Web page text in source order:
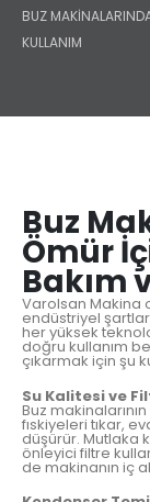
BUZ
KULLANIM
Buz
Ömür
Bakım
Varolsan Makina
endüstriyel
her yüksek
doğru kullanım
çıkarmak için şu
Su Kalitesi ve
Buz
fıskiyeleri tıkar,
düşürür. Mutlaka
önleyici filtre
de makinanın iç